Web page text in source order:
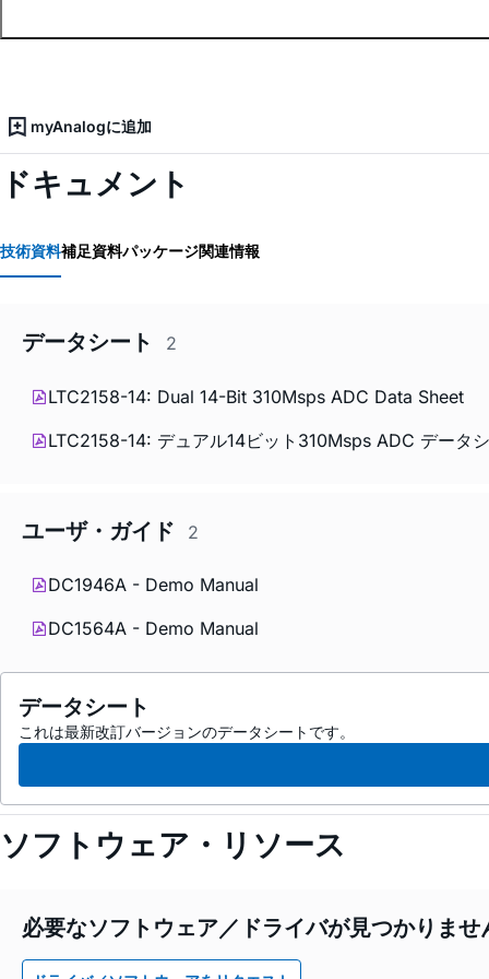
myAnalogに追加
ドキュメント
技術資料補足資料パッケージ関連情報
データシート 2
LTC2158-14: Dual 14-Bit 310Msps ADC Data Sheet
LTC2158-14: デュアル14ビット310Msps ADC データ
ユーザ・ガイド 2
DC1946A - Demo Manual
DC1564A - Demo Manual
データシート
これは最新改訂バージョンのデータシートです。
ソフトウェア・リソース
必要なソフトウェア／ドライバが見つかりませ